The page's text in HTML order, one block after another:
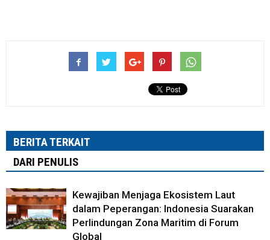
BERITA TERKAIT
DARI PENULIS
Kewajiban Menjaga Ekosistem Laut
dalam Peperangan: Indonesia Suarakan
Perlindungan Zona Maritim di Forum
Global